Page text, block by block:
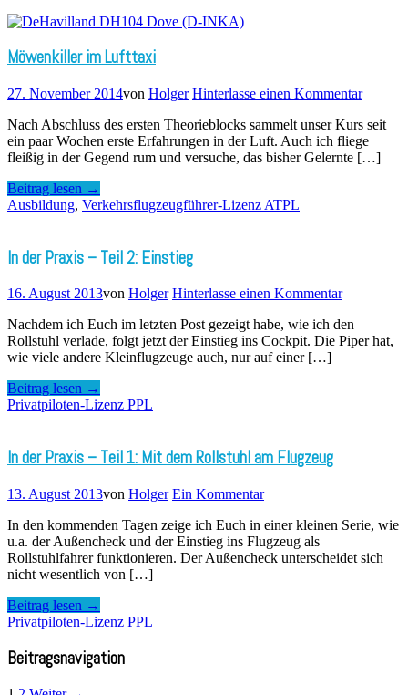
Möwenkiller im Lufttaxi
27. November 2014von Holger Hinterlasse einen Kommentar
Nach Abschluss des ersten Theorieblocks sammelt unser Kurs seit
ein paar Wochen erste Erfahrungen in der Luft. Auch ich fliege
fleißig in der Gegend rum und versuche, das bisher Gelernte […]
Beitrag lesen →
Ausbildung, Verkehrsflugzeugführer-Lizenz ATPL
In der Praxis – Teil 2: Einstieg
16. August 2013von Holger Hinterlasse einen Kommentar
Nachdem ich Euch im letzten Post gezeigt habe, wie ich den
Rollstuhl verlade, folgt jetzt der Einstieg ins Cockpit. Die Piper hat,
wie viele andere Kleinflugzeuge auch, nur auf einer […]
Beitrag lesen →
Privatpiloten-Lizenz PPL
In der Praxis – Teil 1: Mit dem Rollstuhl am Flugzeug
13. August 2013von Holger Ein Kommentar
In den kommenden Tagen zeige ich Euch in einer kleinen Serie, wie
u.a. der Außencheck und der Einstieg ins Flugzeug als
Rollstuhlfahrer funktionieren. Der Außencheck unterscheidet sich
nicht wesentlich von […]
Beitrag lesen →
Privatpiloten-Lizenz PPL
Beitragsnavigation